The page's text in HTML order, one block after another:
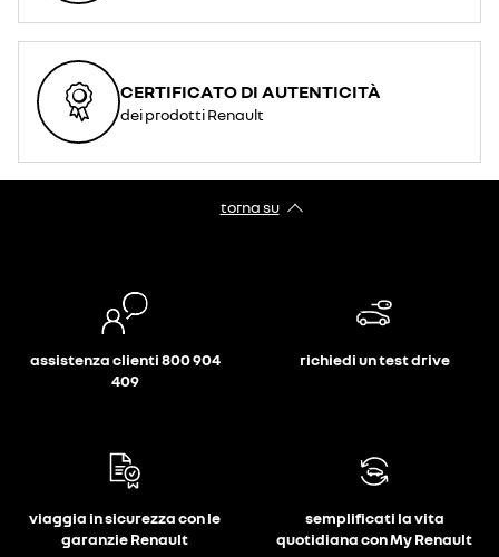
CERTIFICATO DI AUTENTICITÀ
dei prodotti Renault
torna su
assistenza clienti 800 904
409
richiedi un test drive
viaggia in sicurezza con le
garanzie Renault
semplificati la vita
quotidiana con My Renault